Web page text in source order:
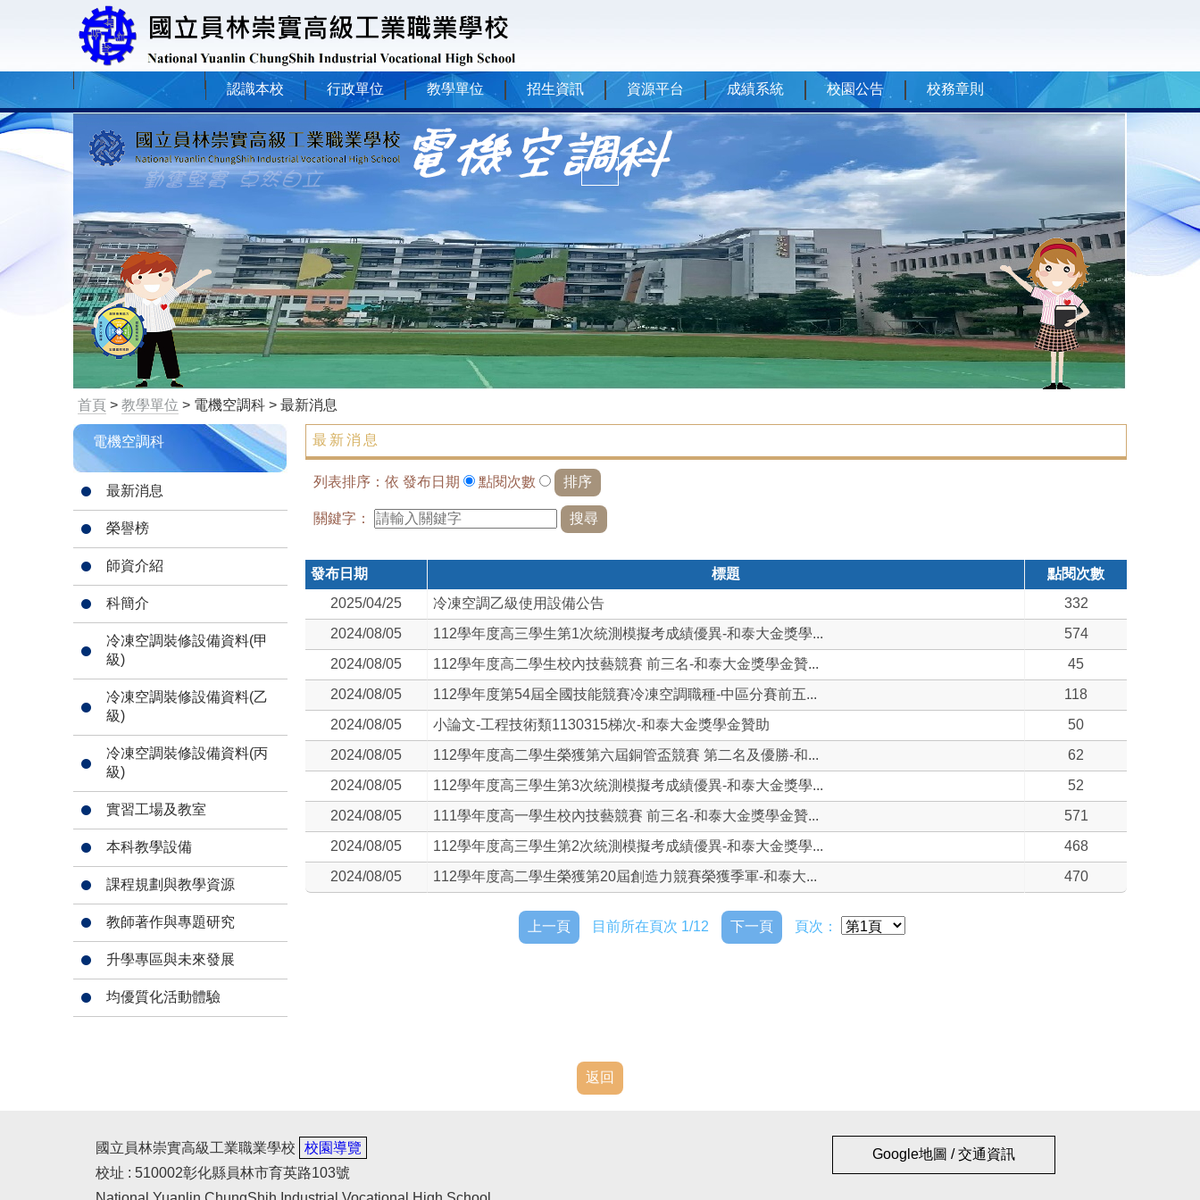
認識本校 行政單位 教學單位 招生資訊 資源平台 成績系統 校園公告 校務章則
首頁 > 教學單位 > 電機空調科 > 最新消息
電機空調科
最新消息
榮譽榜
師資介紹
科簡介
冷凍空調裝修設備資料(甲
級)
冷凍空調裝修設備資料(乙
級)
冷凍空調裝修設備資料(丙
級)
實習工場及教室
本科教學設備
課程規劃與教學資源
教師著作與專題研究
升學專區與未來發展
均優質化活動體驗
最新消息
列表排序：依 發布日期 點閱次數
關鍵字：
發布日期 標題
點閱次數
2025/04/25
冷凍空調乙級使用設備公告
332
2024/08/05
112學年度高三學生第1次統測模擬考成績優異-和泰大金獎學...
574
2024/08/05
112學年度高二學生校內技藝競賽 前三名-和泰大金獎學金贊...
45
2024/08/05
112學年度第54屆全國技能競賽冷凍空調職種-中區分賽前五...
118
2024/08/05
小論文-工程技術類1130315梯次-和泰大金獎學金贊助
50
2024/08/05
112學年度高二學生榮獲第六屆銅管盃競賽 第二名及優勝-和...
62
2024/08/05
112學年度高三學生第3次統測模擬考成績優異-和泰大金獎學...
52
2024/08/05
111學年度高一學生校內技藝競賽 前三名-和泰大金獎學金贊...
571
2024/08/05
112學年度高三學生第2次統測模擬考成績優異-和泰大金獎學...
468
2024/08/05
112學年度高二學生榮獲第20屆創造力競賽榮獲季軍-和泰大... 470
上一頁 目前所在頁次 1/12 下一頁 頁次：
返回
國立員林崇實高級工業職業學校
校園導覽
校址 : 510002彰化縣員林市育英路103號
Google地圖 / 交通資訊